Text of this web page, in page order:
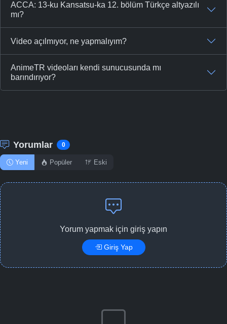
ACCA: 13-ku Kansatsu-ka 12. bölüm Türkçe altyazılı
mı?
Video açılmıyor, ne yapmalıyım?
AnimeTR videoları kendi sunucusunda mı
barındırıyor?
Yorumlar 0
Yeni Popüler Eski
Yorum yapmak için giriş yapın
Giriş Yap